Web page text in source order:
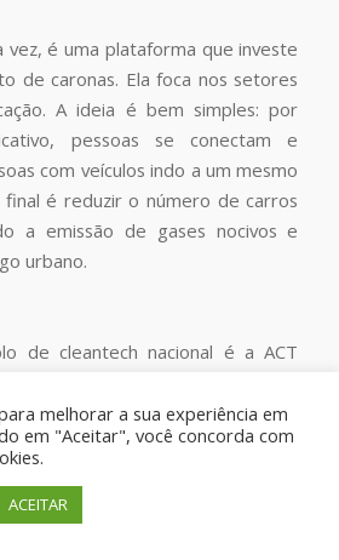
vez, é uma plataforma que investe
de caronas. Ela foca nos setores
A ideia é bem simples: por
pessoas se conectam e
com veículos indo a um mesmo
é reduzir o número de carros
a emissão de gases nocivos e
urbano.
de cleantech nacional é a ACT
da fumaça preta emitida pelas
Por meio de um sistema de
avalia o índice de poluição,
regular para que sejam
melhorar a sua experiência em
em "Aceitar", você concorda com
ACEITAR